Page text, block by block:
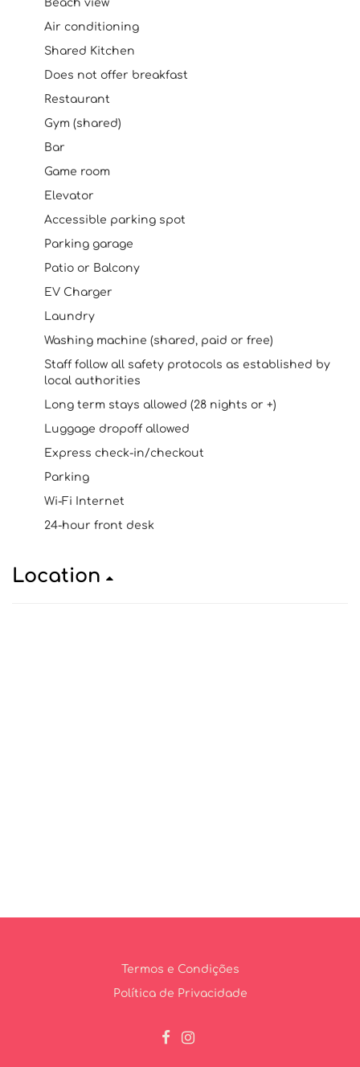
Beach view
Air conditioning
Shared Kitchen
Does not offer breakfast
Restaurant
Gym (shared)
Bar
Game room
Elevator
Accessible parking spot
Parking garage
Patio or Balcony
EV Charger
Laundry
Washing machine (shared, paid or free)
Staff follow all safety protocols as established by
local authorities
Long term stays allowed (28 nights or +)
Luggage dropoff allowed
Express check-in/checkout
Parking
Wi-Fi Internet
24-hour front desk
Location
Termos e Condições
Política de Privacidade